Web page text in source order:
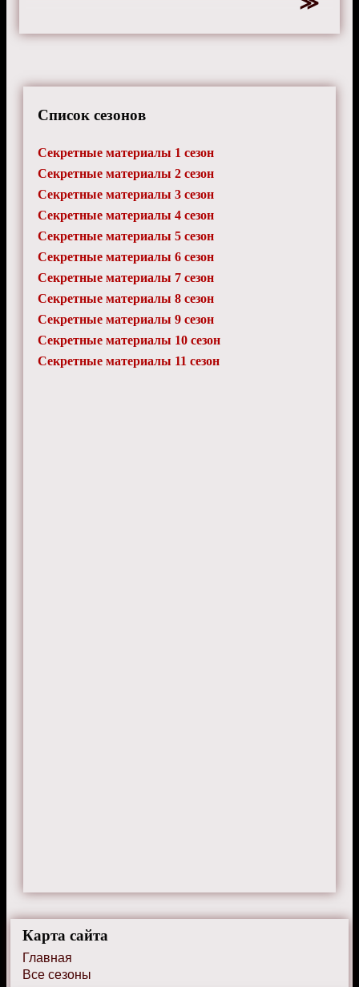
Список сезонов
Секретные материалы 1 сезон
Секретные материалы 2 сезон
Секретные материалы 3 сезон
Секретные материалы 4 сезон
Секретные материалы 5 сезон
Секретные материалы 6 сезон
Секретные материалы 7 сезон
Секретные материалы 8 сезон
Секретные материалы 9 сезон
Секретные материалы 10 сезон
Секретные материалы 11 сезон
Карта сайта
Главная
Все сезоны